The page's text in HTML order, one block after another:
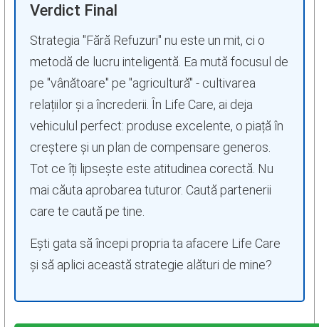
Verdict Final
Strategia "Fără Refuzuri" nu este un mit, ci o
metodă de lucru inteligentă. Ea mută focusul de
pe "vânătoare" pe "agricultură" - cultivarea
relațiilor și a încrederii. În Life Care, ai deja
vehiculul perfect: produse excelente, o piață în
creștere și un plan de compensare generos.
Tot ce îți lipsește este atitudinea corectă. Nu
mai căuta aprobarea tuturor. Caută partenerii
care te caută pe tine.
Ești gata să începi propria ta afacere Life Care
și să aplici această strategie alături de mine?